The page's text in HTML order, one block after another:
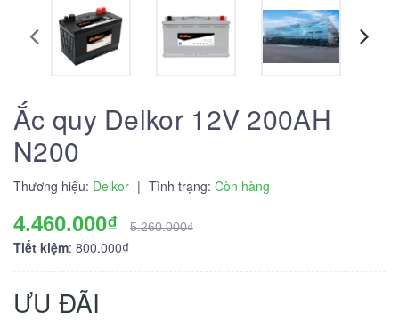
Ắc quy Delkor 12V 200AH
N200
Thương hiệu: Delkor | Tình trạng: Còn hàng
4.460.000₫ 5.260.000₫
Tiết kiệm: 800.000₫
ƯU ĐÃI